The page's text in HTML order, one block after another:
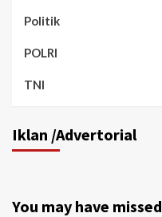
Politik
POLRI
TNI
Iklan /Advertorial
You may have missed